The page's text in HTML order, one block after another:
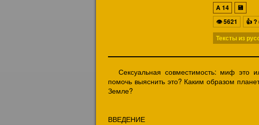
A14
💾
👁5621 👍?
Тексты из
Сексуальная совместимость: миф это
помочь выяснить это? Каким образом
Земле?
ВВЕДЕНИЕ